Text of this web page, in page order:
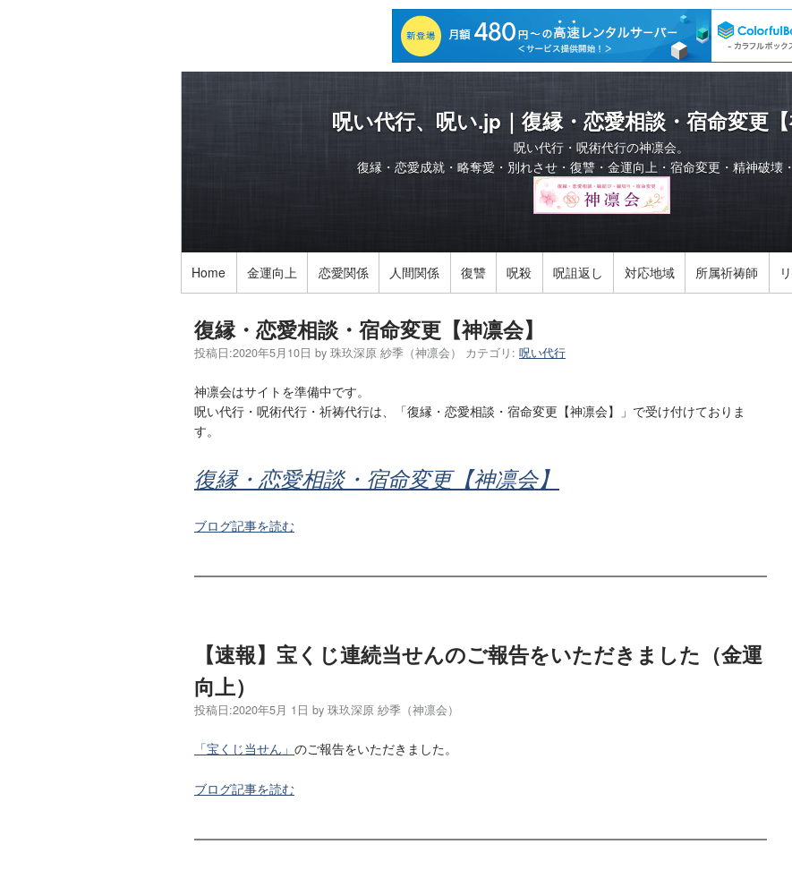
呪い代行、呪い.jp｜復縁・恋愛相談・宿命変更【
呪い代行・呪術代行の神凛会。
復縁・恋愛成就・略奪愛・別れさせ・復讐・金運向上・宿命変更・精神破
Home 金運向上 恋愛関係 人間関係 復讐 呪殺 呪詛返し 対応地域 所属祈祷師
復縁・恋愛相談・宿命変更【神凛会】
投稿日:2020年5月10日 by 珠玖深原 紗季（神凛会） カテゴリ: 呪い代行
神凛会はサイトを準備中です。
呪い代行・呪術代行・祈祷代行は、「復縁・恋愛相談・宿命変更【神凛会】」で受け付けておりま
す。
復縁・恋愛相談・宿命変更【神凛会】
ブログ記事を読む
【速報】宝くじ連続当せんのご報告をいただきました（金運
向上）
投稿日:2020年5月 1日 by 珠玖深原 紗季（神凛会）
「宝くじ当せん」 のご報告をいただきました。
ブログ記事を読む